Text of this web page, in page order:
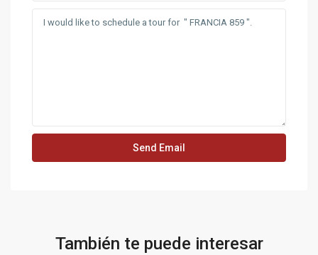
También te puede interesar